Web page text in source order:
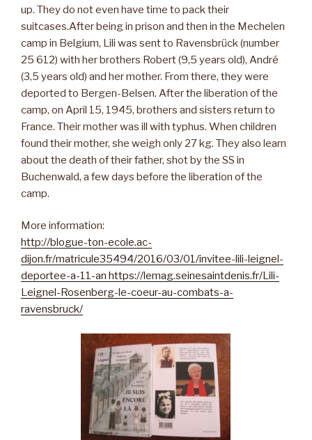
up. They do not even have time to pack their
suitcases.After being in prison and then in the Mechelen
camp in Belgium, Lili was sent to Ravensbrück (number
25 612) with her brothers Robert (9,5 years old), André
(3,5 years old) and her mother. From there, they were
deported to Bergen-Belsen. After the liberation of the
camp, on April 15, 1945, brothers and sisters return to
France. Their mother was ill with typhus. When children
found their mother, she weigh only 27 kg. They also learn
about the death of their father, shot by the SS in
Buchenwald, a few days before the liberation of the
camp.
More information:
http://blogue-ton-ecole.ac-
dijon.fr/matricule35494/2016/03/01/invitee-lili-leignel-
deportee-a-11-an https://lemag.seinesaintdenis.fr/Lili-
Leignel-Rosenberg-le-coeur-au-combats-a-
ravensbruck/